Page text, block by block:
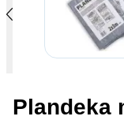
Plandeka